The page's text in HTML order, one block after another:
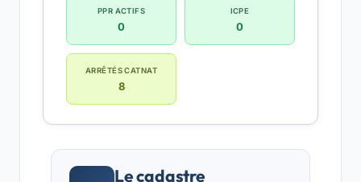
PPR ACTIFS
0
ICPE
0
ARRÊTÉS CATNAT
8
Le cadastre